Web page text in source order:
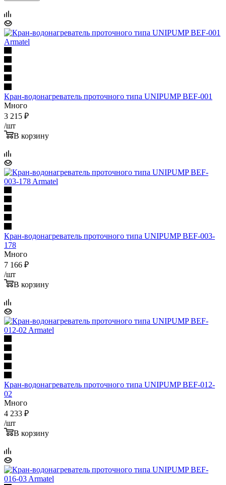
Кран-водонагреватель проточного типа UNIPUMP BEF-001
Много
3 215 ₽
/шт
В корзину
Кран-водонагреватель проточного типа UNIPUMP BEF-003-
178
Много
7 166 ₽
/шт
В корзину
Кран-водонагреватель проточного типа UNIPUMP BEF-012-
02
Много
4 233 ₽
/шт
В корзину